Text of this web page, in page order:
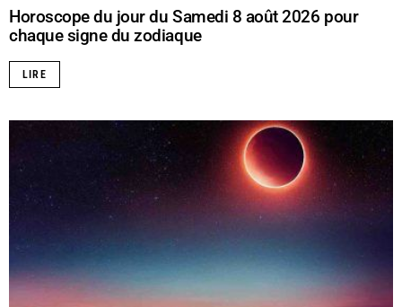
Horoscope du jour du Samedi 8 août 2026 pour
chaque signe du zodiaque
LIRE